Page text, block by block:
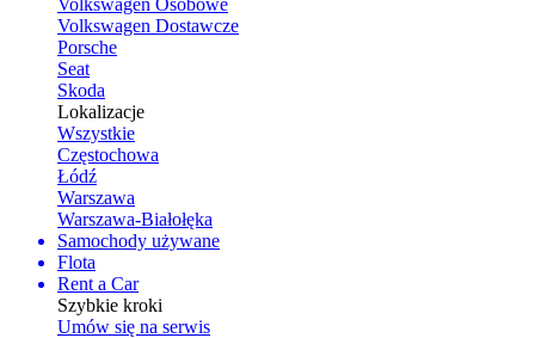
Volkswagen Osobowe
Volkswagen Dostawcze
Porsche
Seat
Skoda
Lokalizacje
Wszystkie
Częstochowa
Łódź
Warszawa
Warszawa-Białołęka
Samochody używane
Flota
Rent a Car
Szybkie kroki
Umów się na serwis